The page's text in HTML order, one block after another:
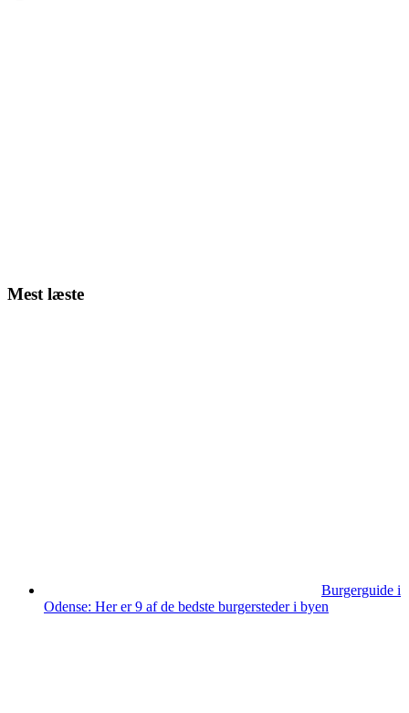
Mest læste
Burgerguide i
Odense: Her er 9 af de bedste burgersteder i byen